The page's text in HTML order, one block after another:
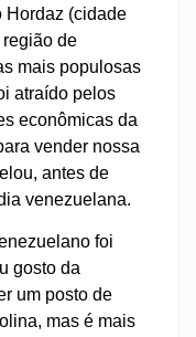
Hordaz (cidade
de
mais populosas
atraído pelos
econômicas da
vender nossa
antes de
venezuelana.
foi
gosto da
um posto de
mas é mais